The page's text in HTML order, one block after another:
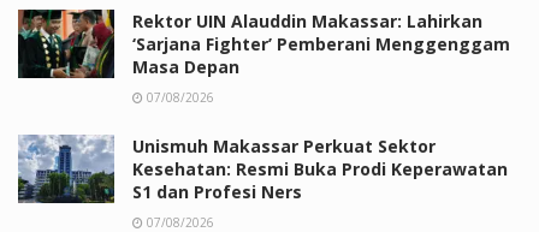
Rektor UIN Alauddin Makassar: Lahirkan
‘Sarjana Fighter’ Pemberani Menggenggam
Masa Depan
07/08/2026
Unismuh Makassar Perkuat Sektor
Kesehatan: Resmi Buka Prodi Keperawatan
S1 dan Profesi Ners
07/08/2026